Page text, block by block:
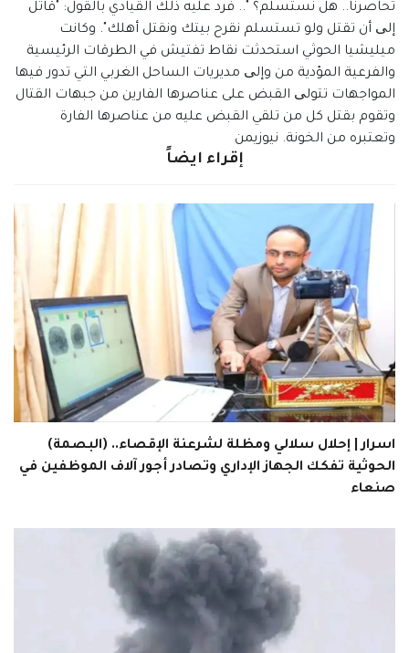
تحاصرنا.. هل نستسلم؟ ".. فرد عليه ذلك القيادي بالقول: "قاتل
إلی أن تقتل ولو تستسلم نقرح بيتك ونقتل أهلك". وكانت
ميليشيا ‎الحوثي استحدثت نقاط تفتيش في الطرقات الرئيسية
والفرعية المؤدية من وإلی مديريات الساحل الغربي التي تدور فيها
المواجهات تتولی القبض على عناصرها الفارين من جبهات القتال
وتقوم بقتل كل من تلقي القبض عليه من عناصرها الفارة
وتعتبره من الخونة. نيوزيمن
إقراء ايضاً
اسرار | إحلال سلالي ومظلة لشرعنة الإقصاء.. (البصمة)
الحوثية تفكك الجهاز الإداري وتصادر أجور آلاف الموظفين في
صنعاء